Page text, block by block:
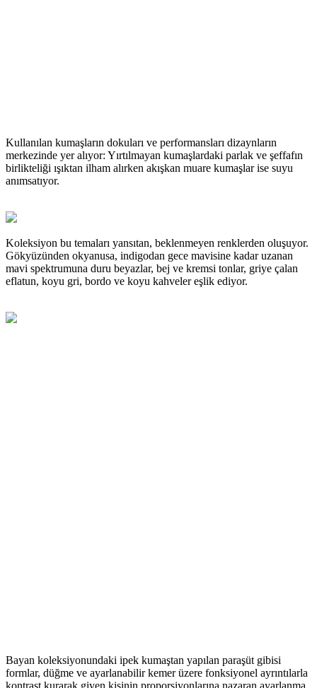
Kullanılan kumaşların dokuları ve performansları dizaynların
merkezinde yer alıyor: Yırtılmayan kumaşlardaki parlak ve şeffafın
birlikteliği ışıktan ilham alırken akışkan muare kumaşlar ise suyu
anımsatıyor.
Koleksiyon bu temaları yansıtan, beklenmeyen renklerden oluşuyor.
Gökyüzünden okyanusa, indigodan gece mavisine kadar uzanan
mavi spektrumuna duru beyazlar, bej ve kremsi tonlar, griye çalan
eflatun, koyu gri, bordo ve koyu kahveler eşlik ediyor.
Bayan koleksiyonundaki ipek kumaştan yapılan paraşüt gibisi
formlar, düğme ve ayarlanabilir kemer üzere fonksiyonel ayrıntılarla